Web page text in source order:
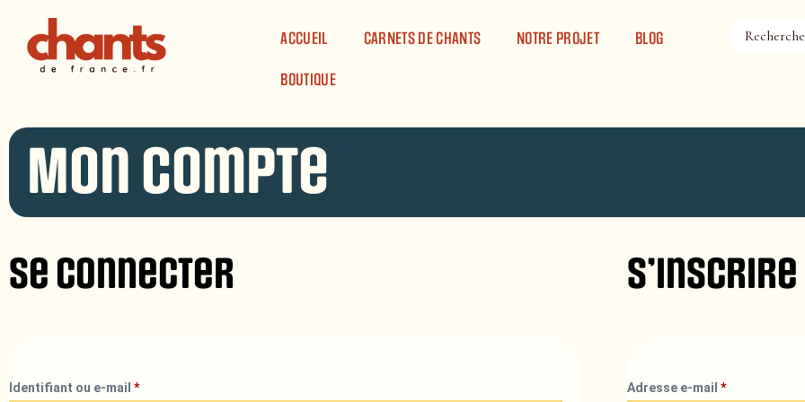
ACCUEIL
CARNETS DE CHANTS NOTRE PROJET BLOG
BOUTIQUE
Mon compte
Se connecter
Identifiant ou e-mail *
S’inscrire
Adresse e-mail*